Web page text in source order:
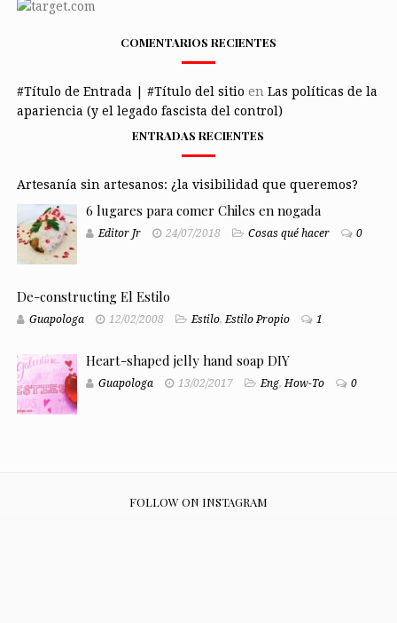
COMENTARIOS RECIENTES
#Título de Entrada | #Título del sitio en Las políticas de la
apariencia (y el legado fascista del control)
ENTRADAS RECIENTES
Artesanía sin artesanos: ¿la visibilidad que queremos?
6 lugares para comer Chiles en nogada
Editor Jr 24/07/2018 Cosas qué hacer 0
De-constructing El Estilo
Guapologa 12/02/2008 Estilo,Estilo Propio 1
Heart-shaped jelly hand soap DIY
Guapologa 13/02/2017 Eng,How-To 0
FOLLOW ON INSTAGRAM